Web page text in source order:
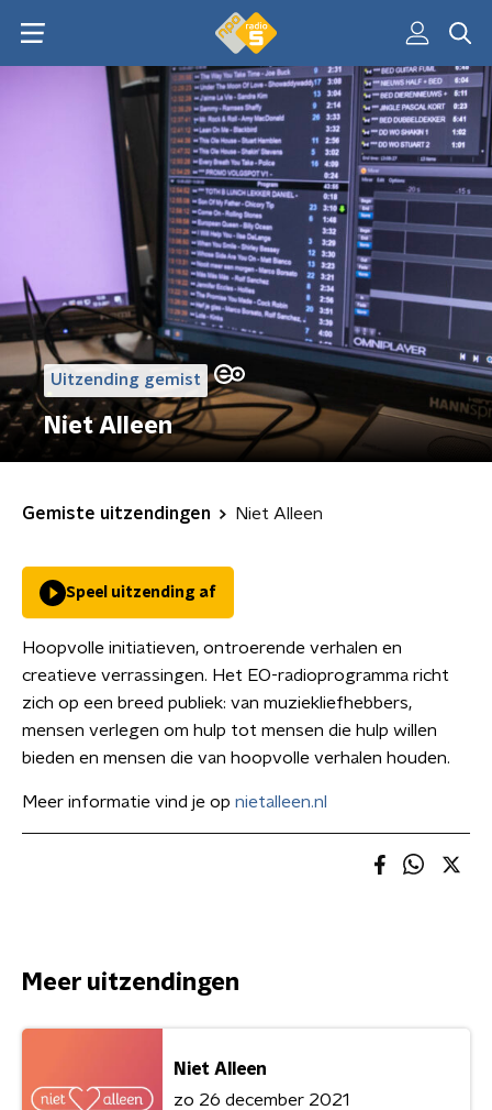
Uitzending gemist
Niet Alleen
Gemiste uitzendingen Niet Alleen
Speel uitzending af
Hoopvolle initiatieven, ontroerende verhalen en
creatieve verrassingen. Het EO-radioprogramma richt
zich op een breed publiek: van muziekliefhebbers,
mensen verlegen om hulp tot mensen die hulp willen
bieden en mensen die van hoopvolle verhalen houden.
Meer informatie vind je op nietalleen.nl
Meer uitzendingen
Niet Alleen
zo 26 december 2021